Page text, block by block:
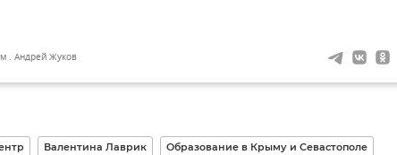
. Андрей Жуков
Валентина Лаврик Образование в Крыму и Севастополе